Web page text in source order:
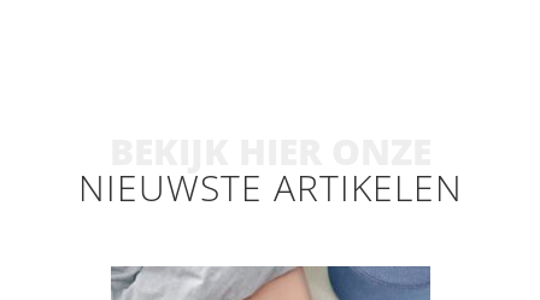
NIEUWSTE ARTIKELEN